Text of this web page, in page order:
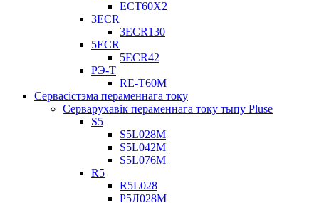
ECT60X2
3ECR
3ECR130
5ECR
5ECR42
РЭ-Т
RE-T60M
Сервасістэма пераменнага току
Серварухавік пераменнага току тыпу Pluse
S5
S5L028M
S5L042M
S5L076M
R5
R5L028
Р5Л028М